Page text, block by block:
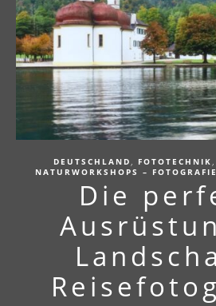
DEUTSCHLAND , FOTOTECHNIK ,
NATURWORKSHOPS –
Die